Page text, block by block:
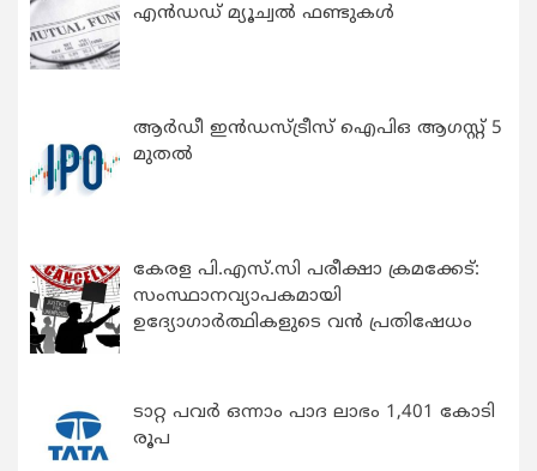
എന്‍ഡഡ് മ്യൂച്വല്‍ ഫണ്ടുകള്‍
ആർഡീ ഇൻഡസ്ട്രീസ് ഐപിഒ ആഗസ്റ്റ് 5
മുതൽ
കേരള പി.എസ്.സി പരീക്ഷാ ക്രമക്കേട്:
സംസ്ഥാനവ്യാപകമായി
ഉദ്യോഗാര്‍ത്ഥികളുടെ വന്‍ പ്രതിഷേധം
ടാറ്റ പവർ ഒന്നാം പാദ ലാഭം 1,401 കോടി
രൂപ